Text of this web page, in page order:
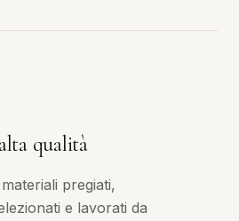
qualità
pregiati,
e lavorati da